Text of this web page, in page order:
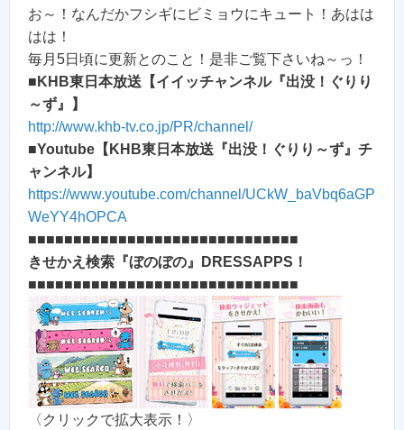
お～！なんだかフシギにビミョウにキュート！あはは
はは！
毎月5日頃に更新とのこと！是非ご覧下さいね～っ！
■ KHB東日本放送【イイッチャンネル『出没！ぐりり
～ず』】
http://www.khb-tv.co.jp/PR/channel/
■Youtube【KHB東日本放送『出没！ぐりり～ず』チ
ャンネル】
https://www.youtube.com/channel/UCkW_baVbq6aGP
WeYY4hOPCA
■■■■■■■■■■■■■■■■■■■■■■■■■■■■■■
きせかえ検索『ぼのぼの』DRESSAPPS！
■■■■■■■■■■■■■■■■■■■■■■■■■■■■■■
〈クリックで拡大表示！〉